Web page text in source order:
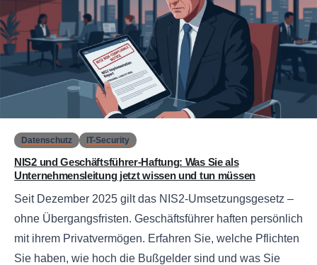
Datenschutz IT-Security
NIS2 und Geschäftsführer-Haftung: Was Sie als
Unternehmensleitung jetzt wissen und tun müssen
Seit Dezember 2025 gilt das NIS2-Umsetzungsgesetz –
ohne Übergangsfristen. Geschäftsführer haften persönlich
mit ihrem Privatvermögen. Erfahren Sie, welche Pflichten
Sie haben, wie hoch die Bußgelder sind und was Sie